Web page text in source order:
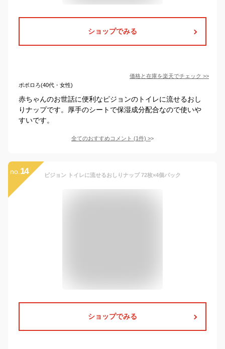
ショップでみる
価格と在庫を楽天でチェック >>
ポポロろ(40代・女性)
赤ちゃんのお世話に便利なピジョンのトイレに流せるおし
りナップです。厚手のシートで保湿成分配合なので使いや
すいです。
全てのおすすめコメント (1件) >
no. 14 ピジョン トイレに流せるおしりナップ 72枚×4個パック
ショップでみる